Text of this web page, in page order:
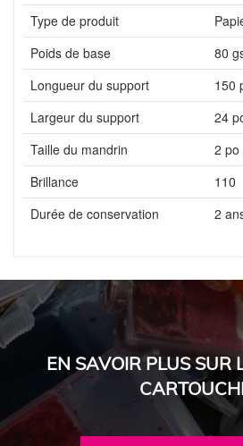
Type de produit
Poids de base
80
Longueur du support
150
Largeur du support
24
Taille du mandrin
2 po
Brillance
110
Durée de conservation
2
EN SAVOIR PLUS SUR